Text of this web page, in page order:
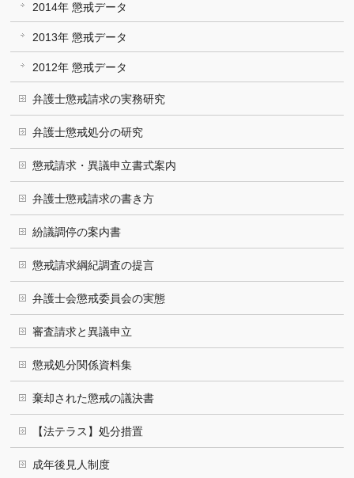
2014年 懲戒データ
2013年 懲戒データ
2012年 懲戒データ
弁護士懲戒請求の実務研究
弁護士懲戒処分の研究
懲戒請求・異議申立書式案内
弁護士懲戒請求の書き方
紛議調停の案内書
懲戒請求綱紀調査の提言
弁護士会懲戒委員会の実態
審査請求と異議申立
懲戒処分関係資料集
棄却された懲戒の議決書
【法テラス】処分措置
成年後見人制度